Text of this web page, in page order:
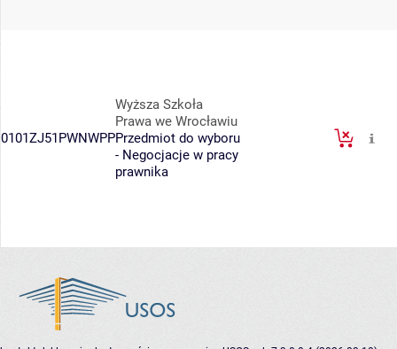
0101ZJ51PWNWPP
Wyższa Szkoła
Prawa we Wrocławiu
Przedmiot do wyboru
- Negocjacje w pracy
prawnika